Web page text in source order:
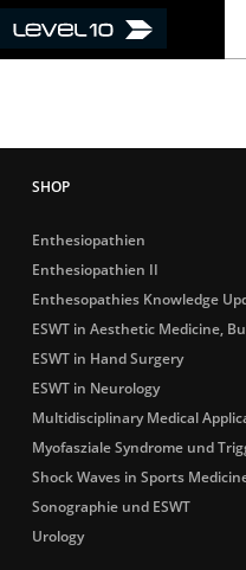
Enthesiopathien
Enthesiopathien II
Enthesopathies Knowledge
ESWT in Aesthetic Medicine,
ESWT in Hand Surgery
ESWT in Neurology
Multidisciplinary Medical
Myofasziale Syndrome und
Shock Waves in Sports
Sonographie und ESWT
Urology